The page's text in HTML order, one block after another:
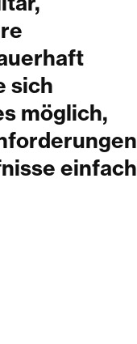
sich
möglich,
einfach